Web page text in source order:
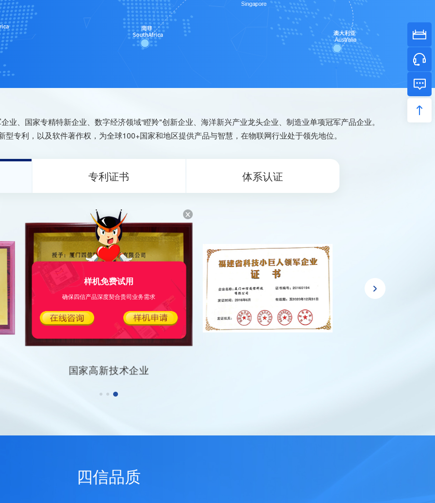
业、国家专精特新企业、数字经济领域“瞪羚"创新企业、海洋新兴产业龙头企业、制造业单项冠军产品企业。
专利，以及软件著作权，为全球100+国家和地区提供产品与智慧，在物联网行业处于领先地位。
专利证书 体系认证
国家高新技术企业
四信品质
样机免费试用
确保四信产品深度契合贵司业务需求